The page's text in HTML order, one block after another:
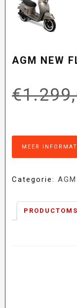
AGM NEW
€
MEER
Categorie: AGM